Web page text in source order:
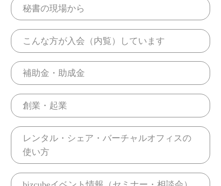
秘書の現場から
こんな方が入会（内覧）しています
補助金・助成金
創業・起業
レンタル・シェア・バーチャルオフィスの
使い方